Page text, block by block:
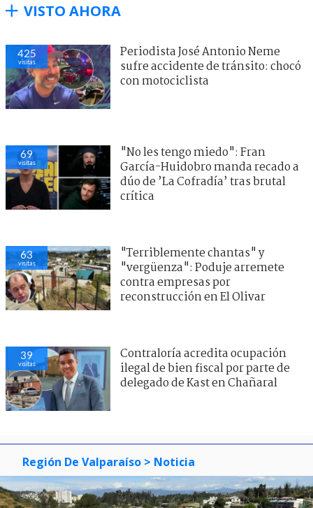
VISTO AHORA
425
visitas
Periodista José Antonio Neme
sufre accidente de tránsito: chocó
con motociclista
69
visitas
"No les tengo miedo": Fran
García-Huidobro manda recado a
dúo de ’La Cofradía’ tras brutal
crítica
63
visitas
"Terriblemente chantas" y
"vergüenza": Poduje arremete
contra empresas por
reconstrucción en El Olivar
39
visitas
Contraloría acredita ocupación
ilegal de bien fiscal por parte de
delegado de Kast en Chañaral
Región De Valparaíso > Noticia